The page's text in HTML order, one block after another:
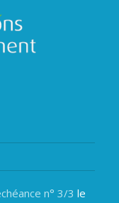
n° 3/3 le